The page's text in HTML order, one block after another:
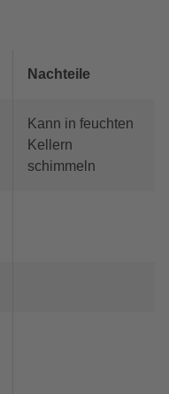
Nachteile
Kann in feuchten
Kellern
schimmeln